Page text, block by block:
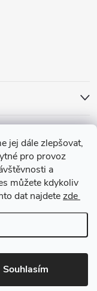
jej dále zlepšovat,
pro provoz
a
můžete kdykoliv
dat najdetezde
Souhlasím
práva vyhrazena.Upravit